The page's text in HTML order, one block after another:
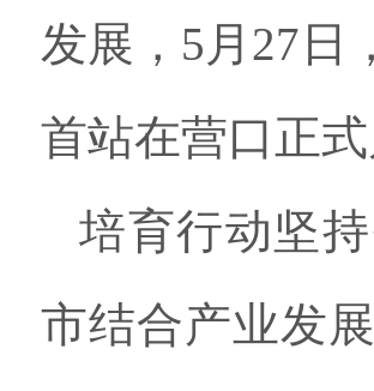
发展，5月27日
首站在营口正
培育行动坚
市结合产业发